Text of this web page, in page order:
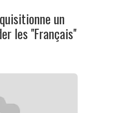
un
les ''Français''